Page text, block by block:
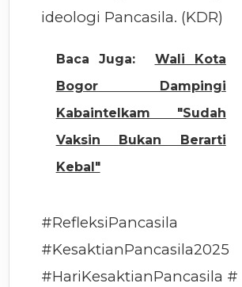
ideologi Pancasila. (KDR)
Baca Juga:
Wali Kota
Bogor Dampingi
Kabaintelkam "Sudah
Vaksin Bukan Berarti
Kebal"
#RefleksiPancasila
#KesaktianPancasila2025
#HariKesaktianPancasila #